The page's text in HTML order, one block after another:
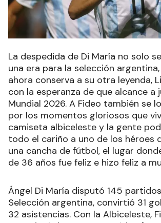
La despedida de Di María no solo
una era para la selección
ahora conserva a su otra leyenda,
con la esperanza de que alcance a
Mundial 2026. A Fideo también se
por los momentos gloriosos que
camiseta albiceleste y la gente
todo el cariño a uno de los héroes
una cancha de fútbol, el lugar
de 36 años fue feliz e hizo feliz a
Ángel Di María disputó 145
Selección argentina, convirtió 31
32 asistencias. Con la Albiceleste,